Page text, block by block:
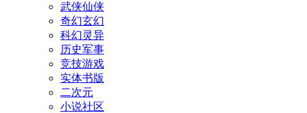
武侠仙侠
奇幻玄幻
科幻灵异
历史军事
竞技游戏
实体书版
二次元
小说社区